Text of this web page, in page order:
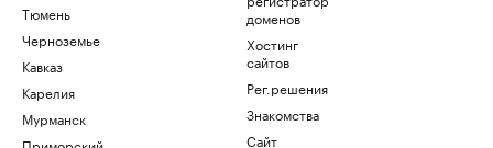
Тюмень
Черноземье
Кавказ
Карелия
Мурманск
доменов
Хостинг
сайтов
Рег.решения
Знакомства
Сайт